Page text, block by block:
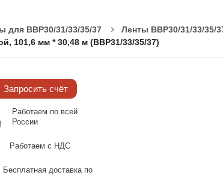
для BBP30/31/33/35/37
Ленты BBP30/31/33/35/
101,6 мм * 30,48 м (BBP31/33/35/37)
Запросить счёт
Работаем по всей
России
Работаем с НДС
Бесплатная доставка по